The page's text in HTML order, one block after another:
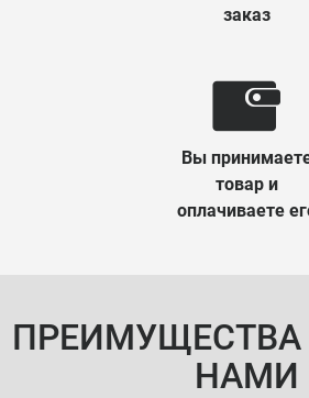
заказ
Вы
товар и
оплачиваете
ПРЕИМУЩЕСТВА
НАМИ